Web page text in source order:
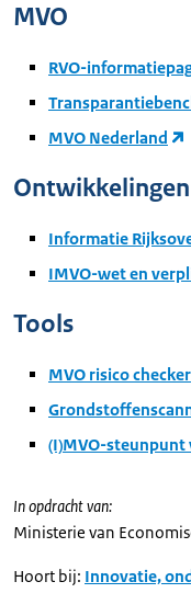
MVO
RVO-
MVO Nederland
Informatie
IMVO-wet en
Tools
MVO risico checker
(I)MVO-steunpunt
In opdracht van:
Ministerie van
Hoort bij: Innovatie,